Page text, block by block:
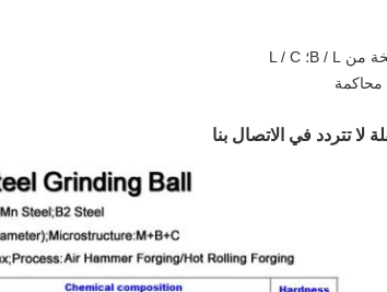
محاكمة
لا تتردد في الاتصال بنا